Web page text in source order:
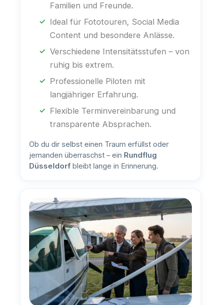
Familien und Freunde.
Ideal für Fototouren, Social Media
Content und besondere Anlässe.
Verschiedene Intensitätsstufen – von
ruhig bis extrem.
Professionelle Piloten mit
langjähriger Erfahrung.
Flexible Terminvereinbarung und
transparente Absprachen.
Ob du dir selbst einen Traum erfüllst oder
jemanden überraschst – ein Rundflug
Düsseldorf bleibt lange in Erinnerung.